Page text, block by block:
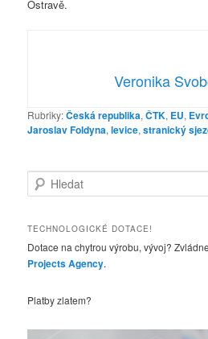
Ostravě.
Veronika
Rubriky:Česká republika,ČTK, EU,
Jaroslav Foldyna,levice,stranický
l
d
t
TECHNOLOGICKÉ DOTACE!
Dotace na chytrou výrobu, vývoj?
Projects Agency.
Platby zlatem?